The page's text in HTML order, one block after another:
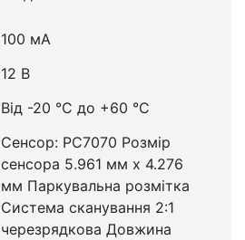
100 мА
12 В
Від -20 °C до +60 °C
Сенсор: РС7070 Розмір
сенсора 5.961 мм х 4.276
мм Паркувальна розмітка
Система сканування 2:1
черезрядкова Довжина